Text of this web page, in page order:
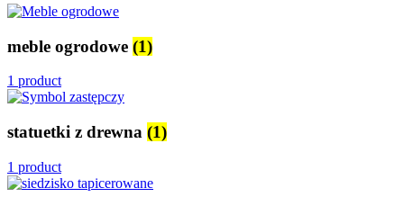
meble ogrodowe (1)
1 product
statuetki z drewna (1)
1 product